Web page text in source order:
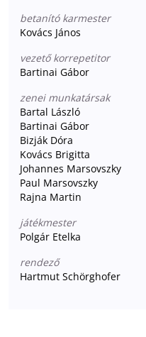
betanító karmester
Kovács János
vezető korrepetitor
Bartinai Gábor
zenei munkatársak
Bartal László
Bartinai Gábor
Bizják Dóra
Kovács Brigitta
Johannes Marsovszky
Paul Marsovszky
Rajna Martin
játékmester
Polgár Etelka
rendező
Hartmut Schörghofer